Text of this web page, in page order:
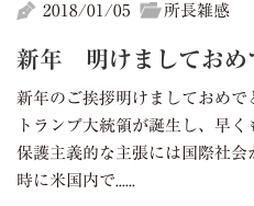
2018/01/05 所長雑感
新年 明けましておめ
新年のご挨拶明けましておめ
トランプ大統領が誕生し、早
保護主義的な主張には国際社
時に米国内で......